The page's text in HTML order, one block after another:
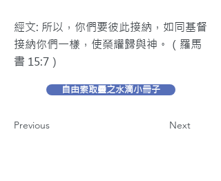
經文: 所以，你們要彼此接納，如同基督
接納你們一樣，使榮耀歸與神。（羅馬
書 15:7）
自由索取靈之水滴小冊子
Previous Next